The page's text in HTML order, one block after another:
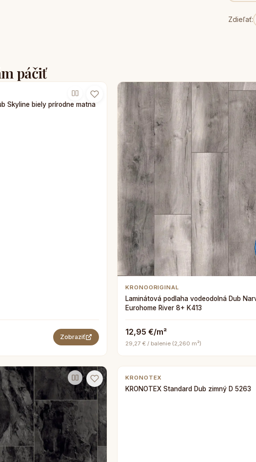
Zdieľať:
páčiť
Skyline biely prírodne matná
Zobraziť
KRONOORIGINAL
Laminátová podlaha vodeodolná Dub
Eurohome River 8+ K413
12,95 €/m²
29,27 € / balenie (2,260 m²)
KRONOTEX
KRONOTEX Standard Dub zimný D 5263